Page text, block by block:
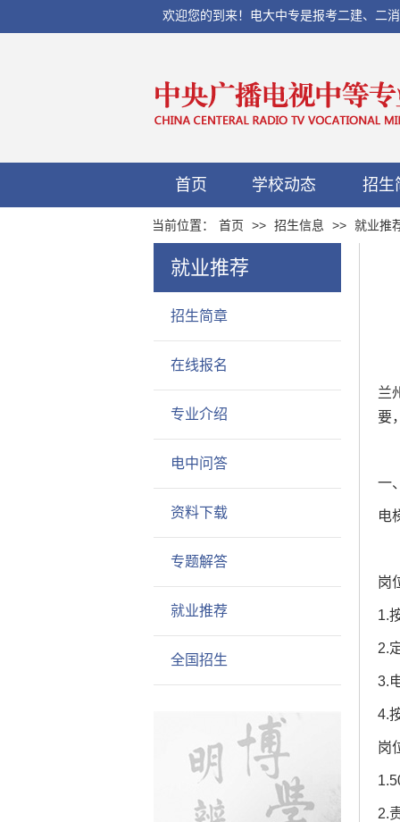
欢迎您的到来！电大中专是报考二建、二
首页 学校动态 招生
当前位置： 首页 >> 招生信息 >> 就业推
就业推荐
招生简章
在线报名
专业介绍
电中问答
资料下载
专题解答
就业推荐
全国招生
兰
要
一
电
岗
1.
2.
3.
4.
岗
2.